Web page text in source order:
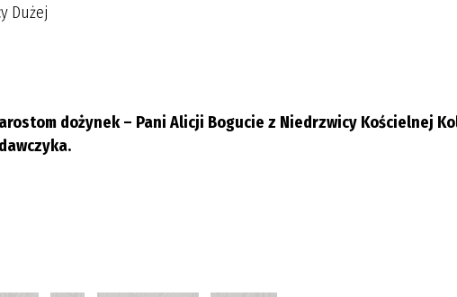
Dużej
dożynek – Pani Alicji Bogucie z Niedrzwicy Kościelnej